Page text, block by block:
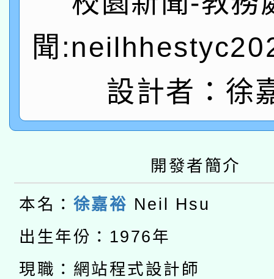
轉知經濟部水利署委託
業技術研究院辦理「
用水績優單位及節水達
動」
115年8月22日(星期六
桃園市孔廟祈福系列
開 智慧啟航」
2026年桃園地景藝術
「2026桃園藝術巡演
國立臺灣師範大學辦理
年度健康促進學校輔導
業成長研習」實施計畫
本館辦理115年度閱讀
暨閱讀推動專業研習
科技賦能─人工智慧
礎課程
A3數位素養講師名單
「數位內容與教學軟體
聞
設計者：徐
開發者簡介
本名： 徐嘉裕 Neil Hsu
出生年份：1976年
現職：網站程式設計師